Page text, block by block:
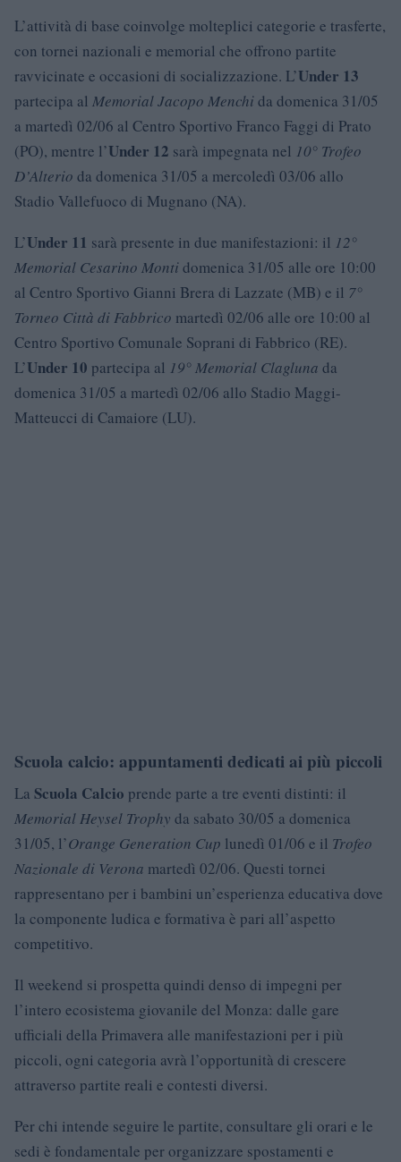
L’attività di base coinvolge molteplici categorie e trasferte,
con tornei nazionali e memorial che offrono partite
ravvicinate e occasioni di socializzazione. L’Under 13
partecipa al Memorial Jacopo Menchida domenica 31/05
a martedì 02/06 al Centro Sportivo Franco Faggi di Prato
(PO), mentre l’Under 12 sarà impegnata nel 10° Trofeo
D’Alterio da domenica 31/05 a mercoledì 03/06 allo
Stadio Vallefuoco di Mugnano (NA).
L’Under 11 sarà presente in due manifestazioni: il 12°
Memorial Cesarino Montidomenica 31/05 alle ore 10:00
al Centro Sportivo Gianni Brera di Lazzate (MB) e il 7°
Torneo Città di Fabbrico martedì 02/06 alle ore 10:00 al
Centro Sportivo Comunale Soprani di Fabbrico (RE).
L’Under 10 partecipa al 19° Memorial Clagluna da
domenica 31/05 a martedì 02/06 allo Stadio Maggi-
Matteucci di Camaiore (LU).
Scuola calcio: appuntamenti dedicati ai più piccoli
La Scuola Calcio prende parte a tre eventi distinti: il
Memorial Heysel Trophy da sabato 30/05 a domenica
31/05, l’Orange Generation Cup lunedì 01/06 e il Trofeo
Nazionale di Verona martedì 02/06. Questi tornei
rappresentano per i bambini un’esperienza educativa dove
la componente ludica e formativa è pari all’aspetto
competitivo.
Il weekend si prospetta quindi denso di impegni per
l’intero ecosistema giovanile del Monza: dalle gare
ufficiali della Primavera alle manifestazioni per i più
piccoli, ogni categoria avrà l’opportunità di crescere
attraverso partite reali e contesti diversi.
Per chi intende seguire le partite, consultare gli orari e le
sedi è fondamentale per organizzare spostamenti e